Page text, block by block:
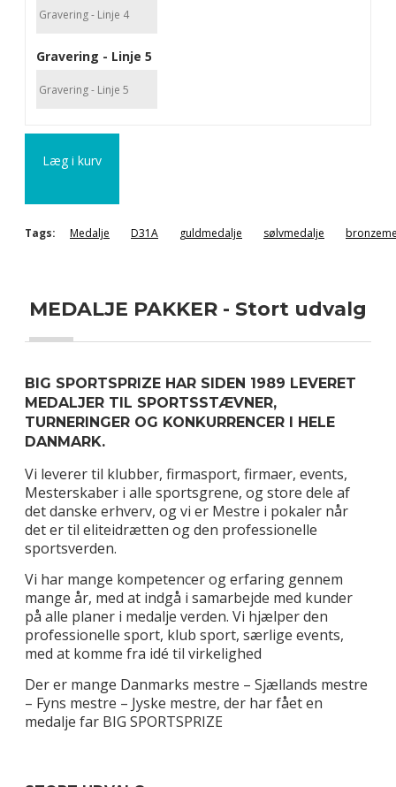
Gravering - Linje 5
Læg i kurv
Tags: Medalje D31A guldmedalje sølvmedalje
MEDALJE PAKKER - Stort udvalg
BIG SPORTSPRIZE HAR SIDEN 1989 LEVERET
MEDALJER TIL SPORTSSTÆVNER,
TURNERINGER OG KONKURRENCER I HELE
DANMARK.
Vi leverer til klubber, firmasport, firmaer, events,
Mesterskaber i alle sportsgrene, og store dele af
det danske erhverv, og vi er Mestre i pokaler når
det er til eliteidrætten og den professionelle
sportsverden.
Vi har mange kompetencer og erfaring gennem
mange år, med at indgå i samarbejde med kunder
på alle planer i medalje verden. Vi hjælper den
professionelle sport, klub sport, særlige events,
med at komme fra idé til virkelighed
Der er mange Danmarks mestre – Sjællands mestre
– Fyns mestre – Jyske mestre, der har fået en
medalje far BIG SPORTSPRIZE